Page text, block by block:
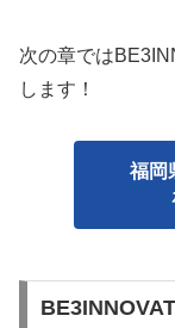
次の章では
します！
福岡